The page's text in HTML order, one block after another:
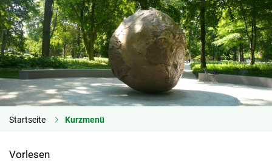
Startseite Kurzmenü
Vorlesen